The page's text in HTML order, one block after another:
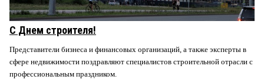
С Днем строителя!
Представители бизнеса и финансовых организаций, а также эксперты в
сфере недвижимости поздравляют специалистов строительной отрасли с
профессиональным праздником.